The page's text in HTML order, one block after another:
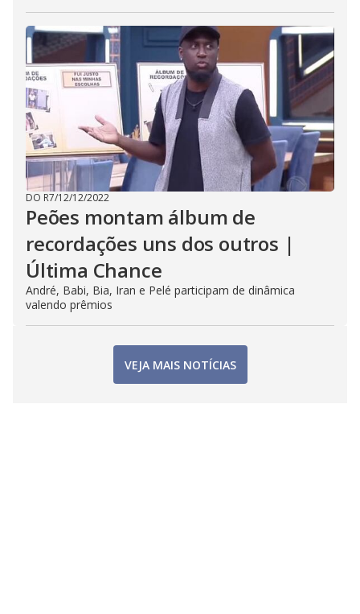
DO R7/12/12/2022
Peões montam álbum de
recordações uns dos outros |
Última Chance
André, Babi, Bia, Iran e Pelé participam de dinâmica
valendo prêmios
VEJA MAIS NOTÍCIAS